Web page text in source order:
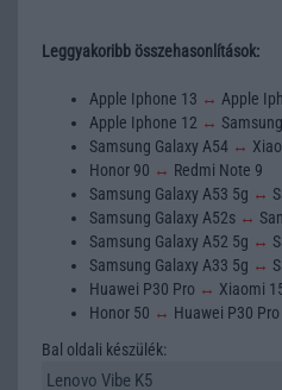
Leggyakoribb összehasonlítások:
Apple Iphone 13 ↔ Apple
Apple Iphone 12 ↔
Samsung Galaxy A54 ↔
Honor 90 ↔ Redmi Note 9
Samsung Galaxy A53 5g ↔
Samsung Galaxy A52s ↔
Samsung Galaxy A52 5g ↔
Samsung Galaxy A33 5g ↔
Huawei P30 Pro ↔ Xiaomi
Honor 50 ↔ Huawei P30 Pro
Bal oldali készülék: